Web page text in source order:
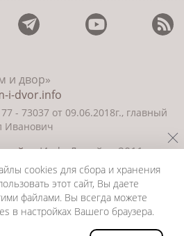
и двор»
i-dvor.info
- 73037 от 09.06.2018г., главный
Иванович
«ИнфоДизайн» 2011—
cookies для сбора и хранения
этот сайт, Вы даете
файлами. Вы всегда можете
в настройках Вашего браузера.